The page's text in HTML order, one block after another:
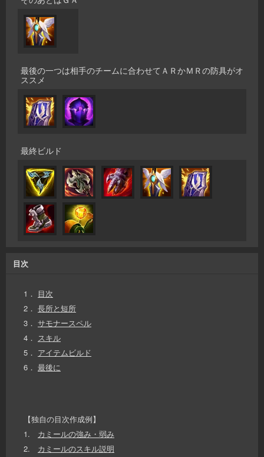
最後の一つは相手のチームに合わせてＡＲかＭＲの防具がオ
ススメ
最終ビルド
目次
1． 目次
2． 長所と短所
3． サモナースペル
4． スキル
5． アイテムビルド
6． 最後に
【独自の目次作成例】
1.
カミールの強み・弱み
2.
カミールのスキル説明